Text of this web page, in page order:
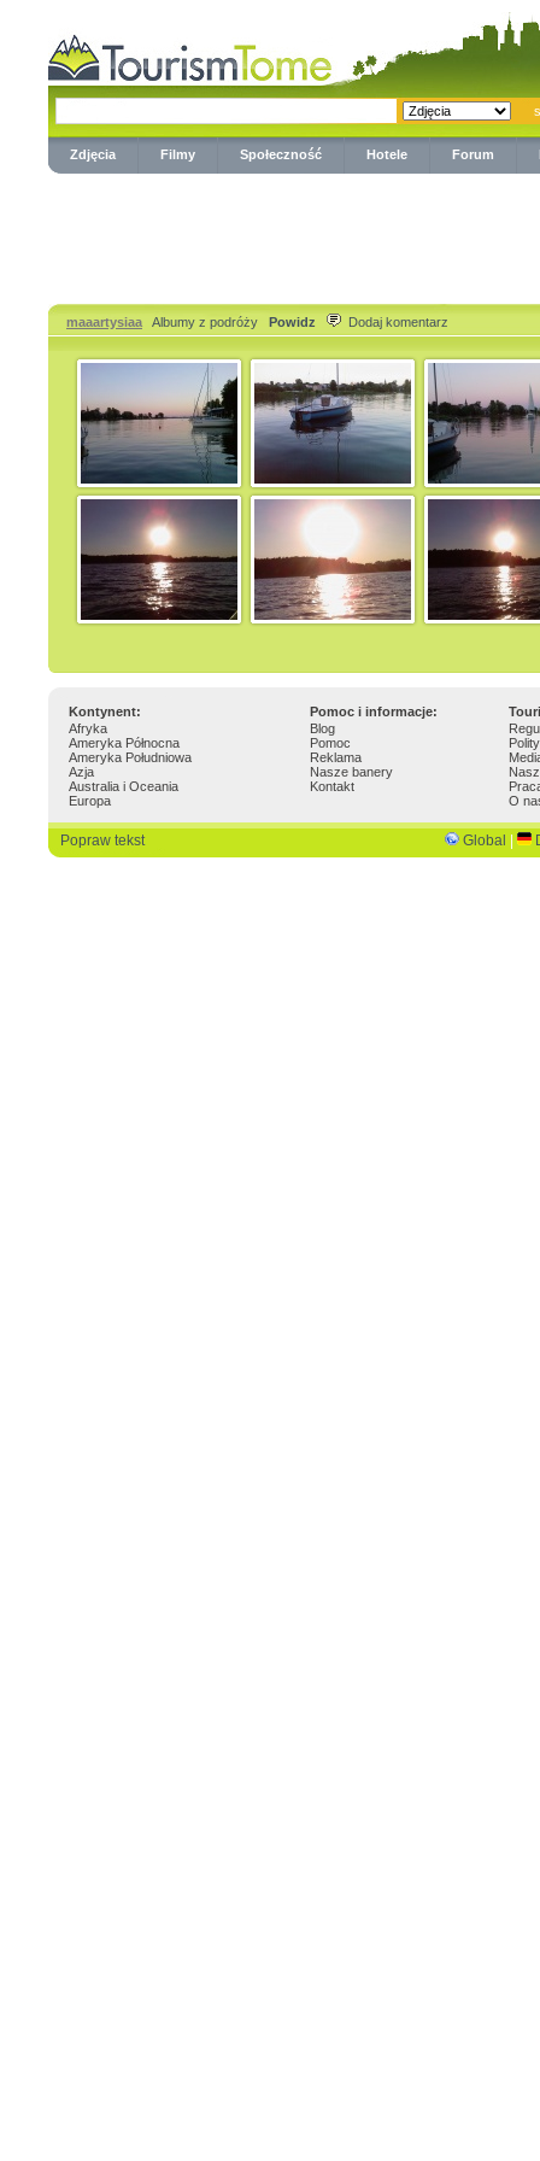
Zdjęcia Filmy Społeczność Hotele Forum
maaartysiaa Albumy z podróży Powidz Dodaj komentarz
Kontynent: Pomoc i informacje:
Afryka
Ameryka Północna
Ameryka Południowa
Azja
Australia i Oceania
Europa
Blog
Pomoc
Reklama
Nasze banery
Kontakt
O
Popraw tekst Global